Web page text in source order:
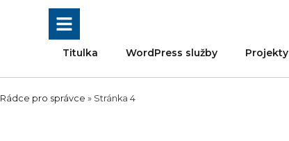
Titulka WordPress služby Projekty
Rádce pro správce » Stránka 4